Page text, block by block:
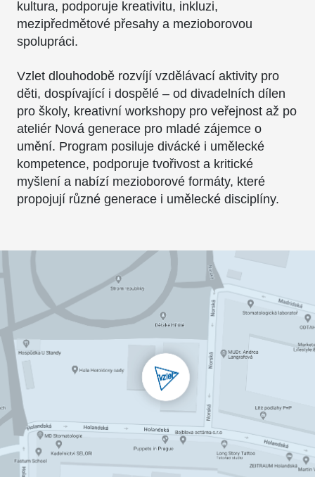
kultura, podporuje kreativitu, inkluzi,
mezipředmětové přesahy a mezioborovou
spolupráci.
Vzlet dlouhodobě rozvíjí vzdělávací aktivity pro
děti, dospívající i dospělé – od divadelních dílen
pro školy, kreativní workshopy pro veřejnost až po
ateliér Nová generace pro mladé zájemce o
umění. Program posiluje divácké i umělecké
kompetence, podporuje tvořivost a kritické
myšlení a nabízí mezioborové formáty, které
propojují různé generace i umělecké disciplíny.